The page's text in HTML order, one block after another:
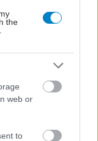
the
web or
to